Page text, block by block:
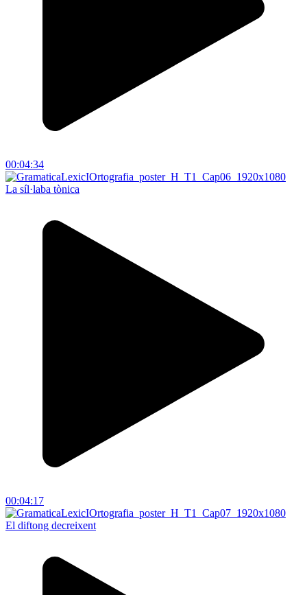
00:04:34
La síl·laba tònica
00:04:17
El diftong decreixent